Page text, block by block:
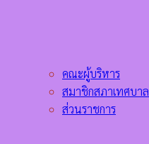
คณะผู้บริหาร
สมาชิกสภาเทศบาล
ส่วนราชการ